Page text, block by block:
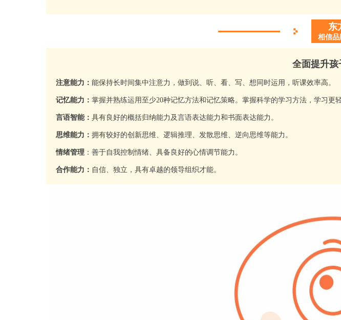
东
相信品
全面提升孩
注意能力：能保持长时间集中注意力，做到说、听、看、写、想同时运用，听课效率高。
记忆能力：掌握并熟练运用至少20种记忆方法和记忆策略。掌握科学的学习方法，学习更
言语智能：具有良好的概括归纳能力及言语表达能力和书面表达能力。
思维能力：拥有较好的创新思维、逻辑推理、发散思维、逆向思维等能力。
情绪管理 ：善于自我控制情绪、具备良好的心情调节能力。
合作能力： 自信、独立，具有卓越的领导组织才能。